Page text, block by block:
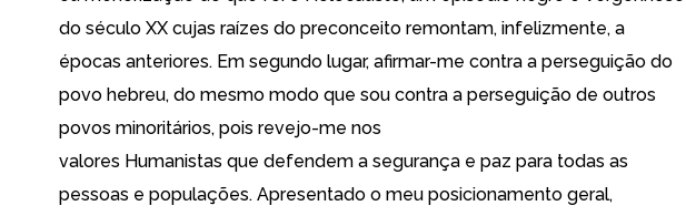
do século XX cujas raízes do preconceito remontam, infelizmente, a
épocas anteriores. Em segundo lugar, afirmar-me contra a perseguição do
povo hebreu, do mesmo modo que sou contra a perseguição de outros
povos minoritários, pois revejo-me nos
valores Humanistas que defendem a segurança e paz para todas as
pessoas e populações. Apresentado o meu posicionamento geral,